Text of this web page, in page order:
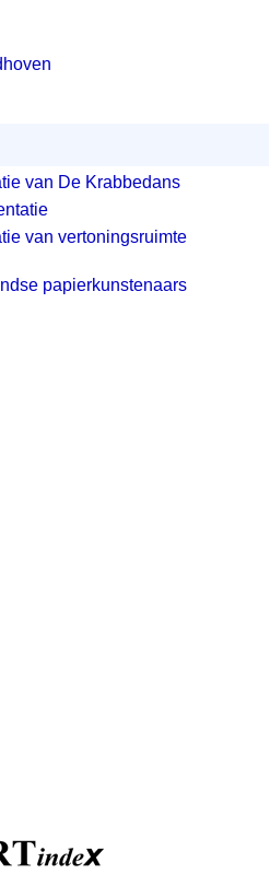
van De Krabbedans
van vertoningsruimte
papierkunstenaars